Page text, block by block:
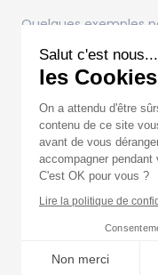
Salut c'est nous...
les
On a attendu d'être
contenu de ce site
avant de vous
accompagner pendant
C'est OK pour vous ?
Lire la politique de
Non merci
Quelques exemples
Vous avez un
spécifique ? Un
automatiser les
statuts dans
Vous souhaitez
documents
HubSpot ? Un
Vous avez
après chaque
directement